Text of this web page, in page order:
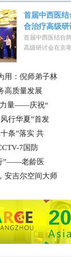
首届中西医结
合治疗高级研
首届中西医结合
高级研讨会在京
用：倪师弟子林
高质量发展
力量——庆祝“
行华夏”首发
条”落实 共
7国防
”——老龄医
安吉尔空间大师